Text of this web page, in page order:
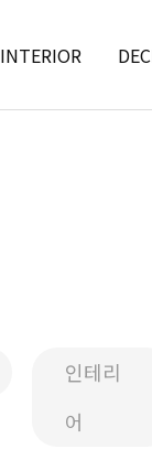
INTERIOR
인테리
어